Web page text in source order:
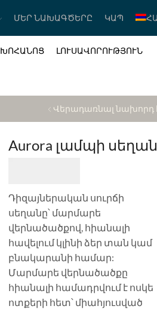
ՄԵՐ ՆԱԽԱԳԾԵՐԸ ԿԱՊ
ԽՈՀԱՆՈՑ ԼՈՒՍԱՎՈՐՈՒԹՅՈՒՆ
Վերադառնալ նախորդ
Aurora լամպի սեղան
Դիզայներական սուրճի
սեղանը՝ մարմարե
վերնածածքով, հիանալի
հավելում կլինի ձեր տան կամ
բնակարանի համար:
Մարմարե վերնածածքը
հիանալի համադրվում է ոսկե
ոտքերի հետ՝ միահյուսված